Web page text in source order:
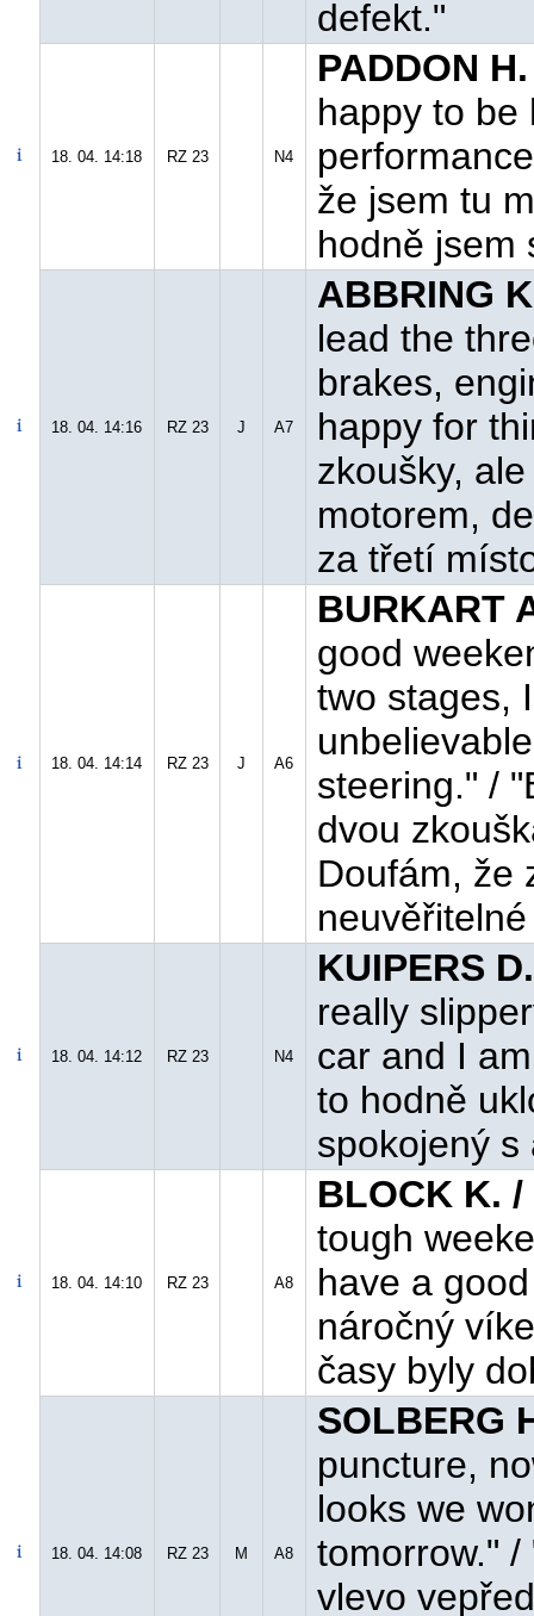
defekt."
18. 04. 14:18 RZ 23 N4
PADDON
happy to be
že jsem tu
hodně jsem
18. 04. 14:16 RZ 23 J A7
ABBRING
lead the
brakes,
happy for
zkoušky,
motorem,
za třetí
18. 04. 14:14 RZ 23 J A6
BURKART
good
two stages,
steering." /
dvou
Doufám, že
18. 04. 14:12 RZ 23 N4
KUIPERS
really
car and I
to hodně
spokojený
18. 04. 14:10 RZ 23 A8
BLOCK K. /
tough
have a
náročný
časy byly
18. 04. 14:08 RZ 23 M A8
SOLBERG
puncture,
looks we
tomorrow."
vlevo